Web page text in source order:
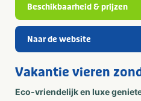
Beschikbaarheid & prijzen
Naar de website
Vakantie vieren
Eco-vriendelijk en luxe